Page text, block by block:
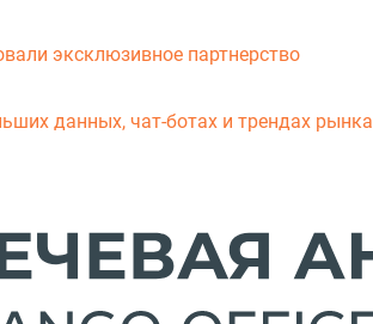
эксклюзивное партнерство
данных, чат-ботах и трендах рынка